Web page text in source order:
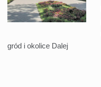
gród i okolice Dalej